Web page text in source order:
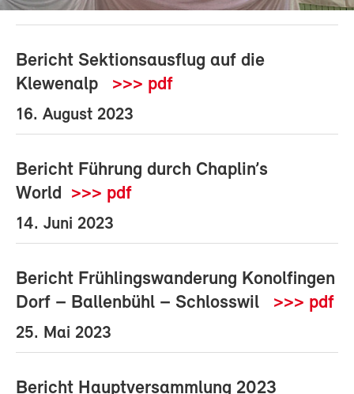
Bericht Sektionsausflug auf die
Klewenalp >>> pdf
16. August 2023
Bericht Führung durch Chaplin’s
World >>> pdf
14. Juni 2023
Bericht Frühlingswanderung Konolfingen
Dorf – Ballenbühl – Schlosswil >>> pdf
25. Mai 2023
Bericht Hauptversammlung 2023